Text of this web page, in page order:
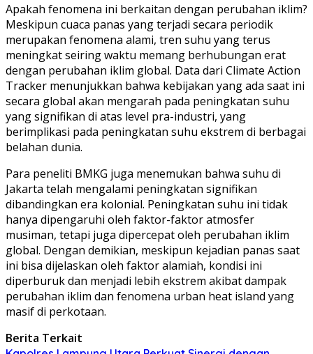
Apakah fenomena ini berkaitan dengan perubahan iklim?
Meskipun cuaca panas yang terjadi secara periodik
merupakan fenomena alami, tren suhu yang terus
meningkat seiring waktu memang berhubungan erat
dengan perubahan iklim global. Data dari Climate Action
Tracker menunjukkan bahwa kebijakan yang ada saat ini
secara global akan mengarah pada peningkatan suhu
yang signifikan di atas level pra-industri, yang
berimplikasi pada peningkatan suhu ekstrem di berbagai
belahan dunia.
Para peneliti BMKG juga menemukan bahwa suhu di
Jakarta telah mengalami peningkatan signifikan
dibandingkan era kolonial. Peningkatan suhu ini tidak
hanya dipengaruhi oleh faktor-faktor atmosfer
musiman, tetapi juga dipercepat oleh perubahan iklim
global. Dengan demikian, meskipun kejadian panas saat
ini bisa dijelaskan oleh faktor alamiah, kondisi ini
diperburuk dan menjadi lebih ekstrem akibat dampak
perubahan iklim dan fenomena urban heat island yang
masif di perkotaan.
Berita Terkait